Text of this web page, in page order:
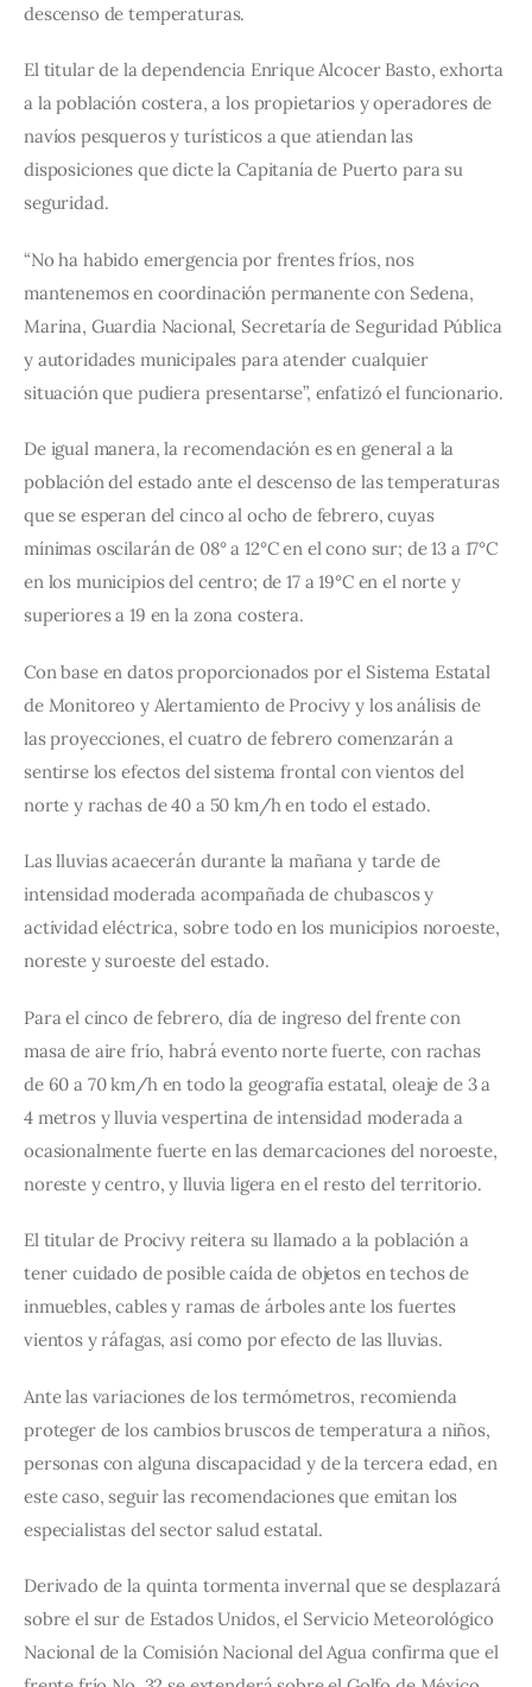
descenso de temperaturas.
El titular de la dependencia Enrique Alcocer Basto, exhorta
a la población costera, a los propietarios y operadores de
navíos pesqueros y turísticos a que atiendan las
disposiciones que dicte la Capitanía de Puerto para su
seguridad.
“No ha habido emergencia por frentes fríos, nos
mantenemos en coordinación permanente con Sedena,
Marina, Guardia Nacional, Secretaría de Seguridad Pública
y autoridades municipales para atender cualquier
situación que pudiera presentarse”, enfatizó el funcionario.
De igual manera, la recomendación es en general a la
población del estado ante el descenso de las temperaturas
que se esperan del cinco al ocho de febrero, cuyas
mínimas oscilarán de 08° a 12°C en el cono sur; de 13 a 17°C
en los municipios del centro; de 17 a 19°C en el norte y
superiores a 19 en la zona costera.
Con base en datos proporcionados por el Sistema Estatal
de Monitoreo y Alertamiento de Procivy y los análisis de
las proyecciones, el cuatro de febrero comenzarán a
sentirse los efectos del sistema frontal con vientos del
norte y rachas de 40 a 50 km/h en todo el estado.
Las lluvias acaecerán durante la mañana y tarde de
intensidad moderada acompañada de chubascos y
actividad eléctrica, sobre todo en los municipios noroeste,
noreste y suroeste del estado.
Para el cinco de febrero, día de ingreso del frente con
masa de aire frío, habrá evento norte fuerte, con rachas
de 60 a 70 km/h en todo la geografía estatal, oleaje de 3 a
4 metros y lluvia vespertina de intensidad moderada a
ocasionalmente fuerte en las demarcaciones del noroeste,
noreste y centro, y lluvia ligera en el resto del territorio.
El titular de Procivy reitera su llamado a la población a
tener cuidado de posible caída de objetos en techos de
inmuebles, cables y ramas de árboles ante los fuertes
vientos y ráfagas, así como por efecto de las lluvias.
Ante las variaciones de los termómetros, recomienda
proteger de los cambios bruscos de temperatura a niños,
personas con alguna discapacidad y de la tercera edad, en
este caso, seguir las recomendaciones que emitan los
especialistas del sector salud estatal.
Derivado de la quinta tormenta invernal que se desplazará
sobre el sur de Estados Unidos, el Servicio Meteorológico
Nacional de la Comisión Nacional del Agua confirma que el